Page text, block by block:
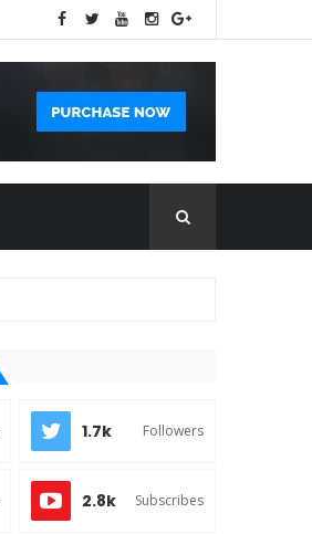
1.7k Followers
2.8k Subscribes